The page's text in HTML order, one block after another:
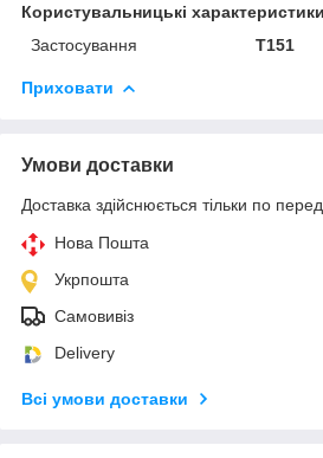
Користувальницькі характеристики
Застосування
Т151
Приховати
Умови доставки
Доставка здійснюється тільки по
Нова Пошта
Укрпошта
Самовивіз
Delivery
Всі умови доставки